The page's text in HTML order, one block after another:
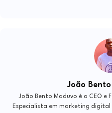
João
João Bento Maduvo é o CEO e
Especialista em marketing